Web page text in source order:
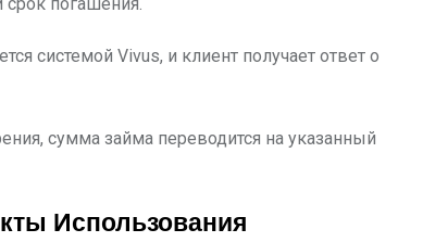
погашения.
системой Vivus, и клиент получает ответ о
сумма займа переводится на указанный
Использования